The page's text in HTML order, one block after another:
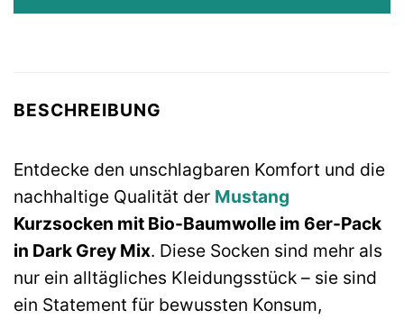
BESCHREIBUNG
Entdecke den unschlagbaren Komfort und die
nachhaltige Qualität der Mustang
Kurzsocken mit Bio-Baumwolle im 6er-Pack
in Dark Grey Mix. Diese Socken sind mehr als
nur ein alltägliches Kleidungsstück – sie sind
ein Statement für bewussten Konsum,